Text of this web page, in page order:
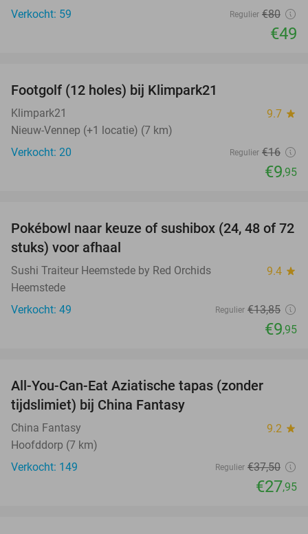
Verkocht: 59
Regulier €80
€49
Footgolf (12 holes) bij Klimpark21
Klimpark21 9.7 star
Nieuw-Vennep (+1 locatie) (7 km)
Verkocht: 20
Regulier €16
€9,95
28%
Pokébowl naar keuze of sushibox (24, 48 of 72
stuks) voor afhaal
Sushi Traiteur Heemstede by Red Orchids 9.4 star
Heemstede
Verkocht: 49
Regulier €13,85
€9,95
All-You-Can-Eat Aziatische tapas (zonder
tijdslimiet) bij China Fantasy
China Fantasy 9.2 star
Hoofddorp (7 km)
Verkocht: 149
Regulier €37,50
€27,95